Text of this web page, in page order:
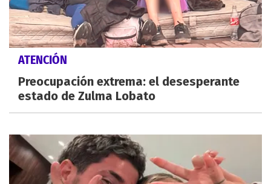
ATENCIÓN
Preocupación extrema: el desesperante
estado de Zulma Lobato